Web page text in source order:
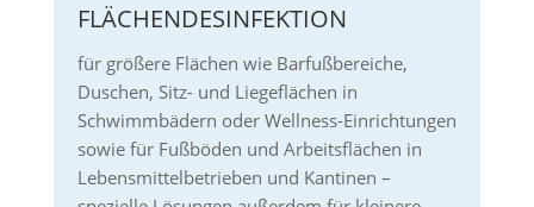
FLÄCHENDESINFEKTION
für größere Flächen wie Barfußbereiche,
Duschen, Sitz- und Liegeflächen in
Schwimmbädern oder Wellness-Einrichtungen
sowie für Fußböden und Arbeitsflächen in
Lebensmittelbetrieben und Kantinen –